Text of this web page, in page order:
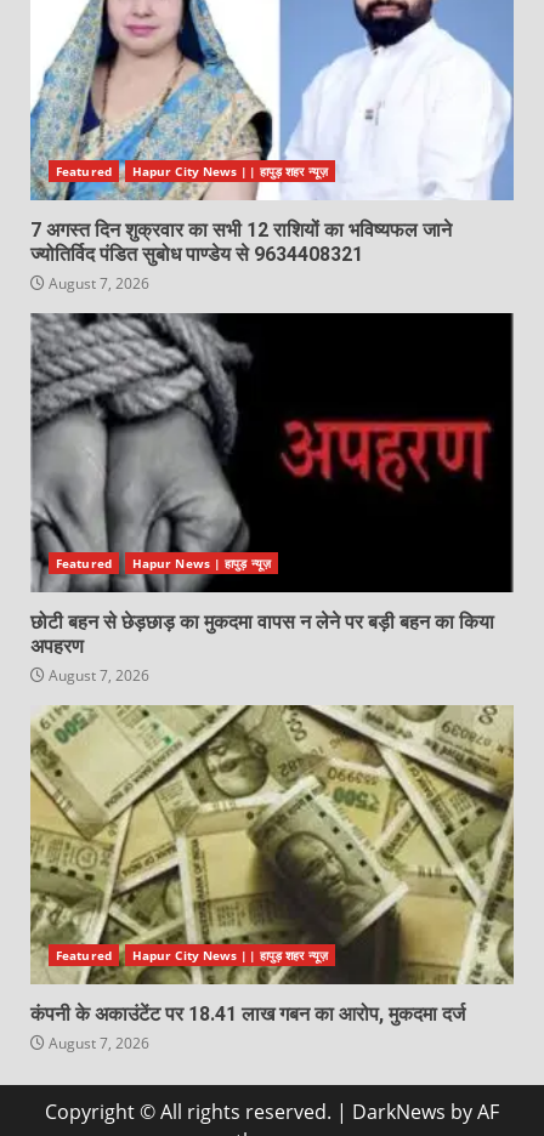
Featured Hapur City News || हापुड़ शहर न्यूज़
7 अगस्त दिन शुक्रवार का सभी 12 राशियों का भविष्यफल जाने
ज्योतिर्विद पंडित सुबोध पाण्डेय से 9634408321
August 7, 2026
Featured Hapur News | हापुड़ न्यूज़
छोटी बहन से छेड़छाड़ का मुकदमा वापस न लेने पर बड़ी बहन का किया
अपहरण
August 7, 2026
Featured Hapur City News || हापुड़ शहर न्यूज़
कंपनी के अकाउंटेंट पर 18.41 लाख गबन का आरोप, मुकदमा दर्ज
August 7, 2026
Copyright © All rights reserved. | DarkNews by AF